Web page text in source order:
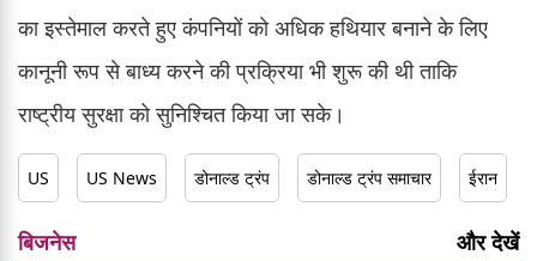
का इस्तेमाल करते हुए कंपनियों को अधिक हथियार बनाने के लिए
कानूनी रूप से बाध्य करने की प्रक्रिया भी शुरू की थी ताकि
राष्ट्रीय सुरक्षा को सुनिश्चित किया जा सके।
US US News डोनाल्ड ट्रंप डोनाल्ड ट्रंप समाचार ईरान
बिजनेस और देखें